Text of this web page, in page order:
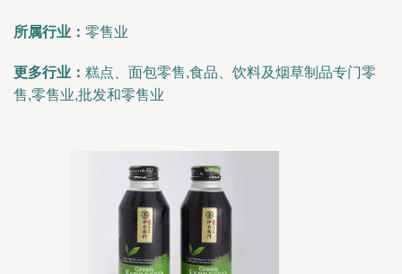
所属行业： 零售业
更多行业： 糕点、面包零售,食品、饮料及烟草制品专门零
售,零售业,批发和零售业